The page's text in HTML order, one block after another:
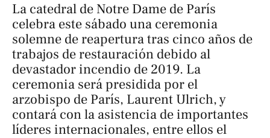
La catedral de Notre Dame de París
celebra este sábado una ceremonia
solemne de reapertura tras cinco años de
trabajos de restauración debido al
devastador incendio de 2019. La
ceremonia será presidida por el
arzobispo de París, Laurent Ulrich, y
contará con la asistencia de importantes
líderes internacionales, entre ellos el